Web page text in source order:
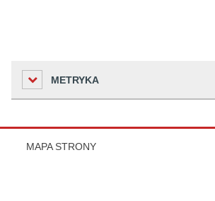
METRYKA
157
MAPA STRONY